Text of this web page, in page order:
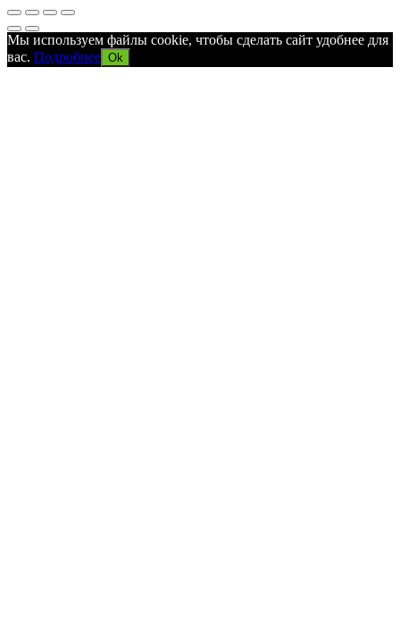
Мы используем файлы cookie, чтобы сделать сайт удобнее для
вас. Подробнее Ok